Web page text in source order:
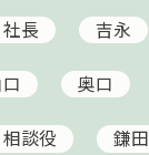
社長 吉永
奥口
相談役 鎌田